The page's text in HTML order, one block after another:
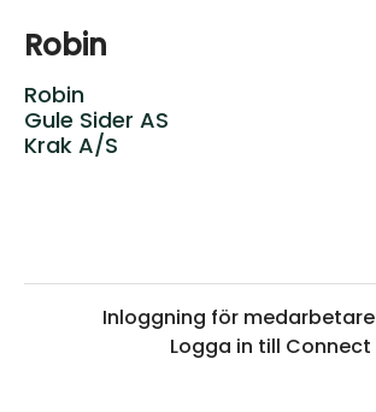
Robin
Robin
Gule Sider AS
Krak A/S
Inloggning för medarbetare
Logga in till Connect